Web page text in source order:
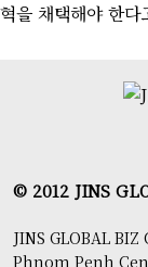
혁을 채택해야 한다
© 2012 JINS
JINS GLOBAL
Phnom Penh